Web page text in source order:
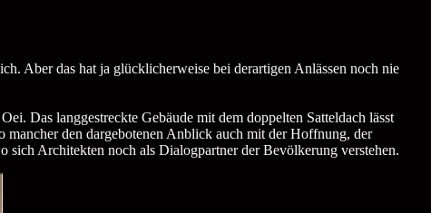
Aber das hat ja glücklicherweise bei derartigen Anlässen noch nie
Das langgestreckte Gebäude mit dem doppelten Satteldach lässt
den dargebotenen Anblick auch mit der Hoffnung, der
sich Architekten noch als Dialogpartner der Bevölkerung verstehen.